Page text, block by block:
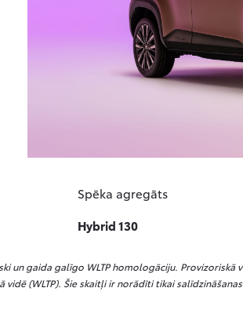
Spēka agregāts
Hybrid 130
un gaida galīgo WLTP homologāciju.
(WLTP). Šie skaitļi ir norādīti tikai